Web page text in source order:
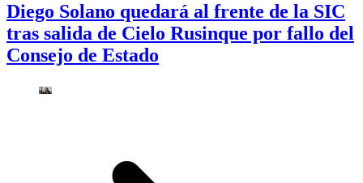
Diego Solano quedará al frente de la SIC
tras salida de Cielo Rusinque por fallo del
Consejo de Estado